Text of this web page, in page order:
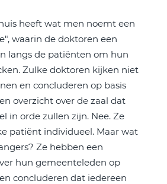
heeft wat men noemt een
waarin de doktoren een
langs de patiënten om hun
Zulke doktoren kijken niet
en concluderen op basis
overzicht over de zaal dat
in orde zullen zijn. Nee. Ze
patiënt individueel. Maar wat
Ze hebben een
hun gemeenteleden op
concluderen dat iedereen